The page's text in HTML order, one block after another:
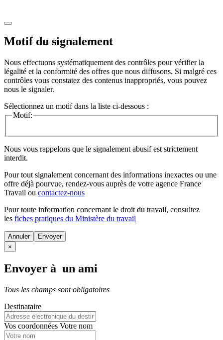
Motif du signalement
Nous effectuons systématiquement des contrôles pour vérifier la
légalité et la conformité des offres que nous diffusons. Si malgré ces
contrôles vous constatez des contenus inappropriés, vous pouvez
nous le signaler.
Sélectionnez un motif dans la liste ci-dessous :
Motif:
Nous vous rappelons que le signalement abusif est strictement
interdit.
Pour tout signalement concernant des informations inexactes ou une
offre déjà pourvue, rendez-vous auprès de votre agence France
Travail ou contactez-nous
Pour toute information concernant le droit du travail, consultez
les fiches pratiques du Ministère du travail
Annuler
×
Envoyer à un ami
Tous les champs sont obligatoires
Destinataire
Vos coordonnées Votre nom